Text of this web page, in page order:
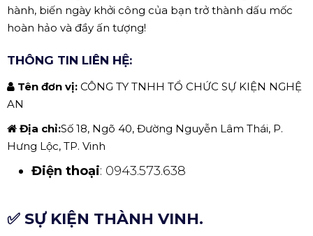
hành, biến ngày khởi công của bạn trở thành dấu mốc
hoàn hảo và đầy ấn tượng!
THÔNG TIN LIÊN HỆ:
Tên đơn vị: CÔNG TY TNHH TỔ CHỨC SỰ KIỆN NGHỆ
AN
Địa chỉ:Số 18, Ngõ 40, Đường Nguyễn Lâm Thái, P.
Hưng Lộc, TP. Vinh
Điện thoại: 0943.573.638
✅ SỰ KIỆN THÀNH VINH.